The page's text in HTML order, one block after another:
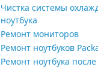
Чистка системы охлаждения
ноутбука
Ремонт мониторов
Ремонт ноутбуков
Ремонт ноутбука